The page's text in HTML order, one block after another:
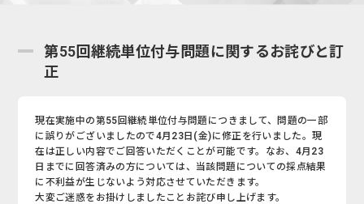
第55回継続単位付与問題に関するお詫びと訂
正
現在実施中の第55回継続単位付与問題につきまして、問題の一部
に誤りがございましたので4月23日(金)に修正を行いました。現
在は正しい内容でご回答いただくことが可能です。なお、4月23
日までに回答済みの方については、当該問題についての採点結果
に不利益が生じないよう対応させていただきます。
大変ご迷惑をお掛けしましたことお詫び申し上げます。